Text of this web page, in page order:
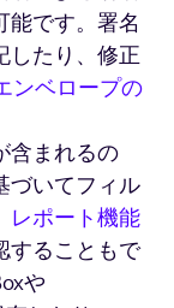
能です。署名
したり、修正
ンベロープの
含まれるの
づいてフィル
レポート機能
することもで
や